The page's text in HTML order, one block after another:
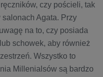
czy pościeli, tak
Agata. Przy
na to, czy posiada
schowek, aby również
Wszystko to
Millenialsów są bardzo